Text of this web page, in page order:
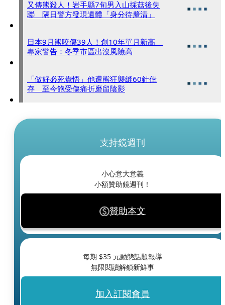
又傳熊殺人！岩手縣7旬男入山採菇後失
聯 隔日警方發現遺體「身分待釐清」
日本9月熊咬傷39人！創10年單月新高
專家警告：冬季市區出沒風險高
「做好必死覺悟」他遭熊狂襲縫60針倖
存 至今飽受傷痛折磨留陰影
支持鏡週刊
小心意大意義
小額贊助鏡週刊！
贊助本文
每期 $35 元動態話題報導
無限閱讀解鎖新鮮事
加入訂閱會員